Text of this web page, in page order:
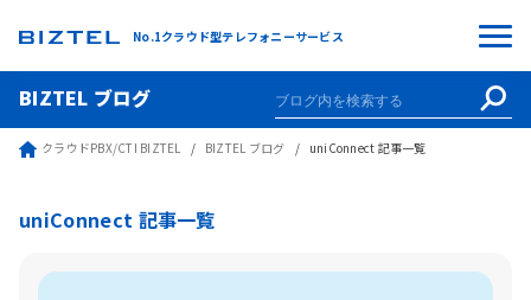
No.1クラウド型テレフォニーサービス
BIZTEL ブログ
クラウドPBX/CTI BIZTEL BIZTEL ブログ uniConnect 記事一覧
uniConnect 記事一覧